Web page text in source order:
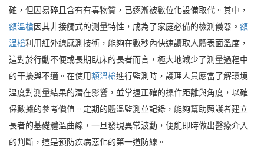
確，但因易碎且含有有毒物質，已逐漸被數位化設備取代。其中，
額溫槍因其非接觸式的測量特性，成為了家庭必備的檢測儀器。 額
溫槍利用紅外線感測技術，能夠在數秒內快速讀取人體表面溫度，
這對於行動不便或長期臥床的長者而言，極大地減少了測量過程中
的干擾與不適。在使用額溫槍進行監測時，護理人員應當了解環境
溫度對測量結果的潛在影響，並掌握正確的操作距離與角度，以確
保數據的參考價值。定期的體溫監測並記錄，能夠幫助照護者建立
長者的基礎體溫曲線，一旦發現異常波動，便能即時做出醫療介入
的判斷，這是預防疾病惡化的第一道防線。